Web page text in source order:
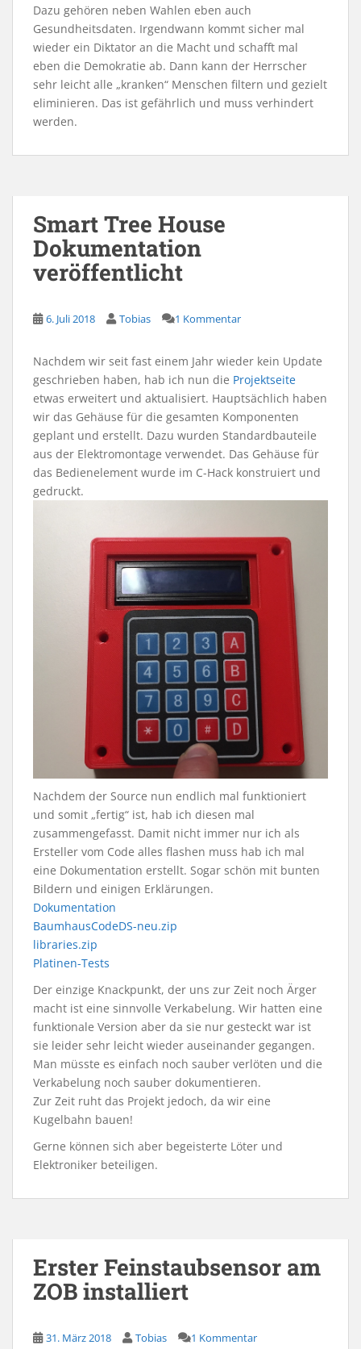
Dazu gehören neben Wahlen eben auch
Gesundheitsdaten. Irgendwann kommt sicher mal
wieder ein Diktator an die Macht und schafft mal
eben die Demokratie ab. Dann kann der Herrscher
sehr leicht alle „kranken“ Menschen filtern und gezielt
eliminieren. Das ist gefährlich und muss verhindert
werden.
Smart Tree House
Dokumentation
veröffentlicht
6. Juli 2018 Tobias 1 Kommentar
Nachdem wir seit fast einem Jahr wieder kein Update
geschrieben haben, hab ich nun die Projektseite
etwas erweitert und aktualisiert. Hauptsächlich haben
wir das Gehäuse für die gesamten Komponenten
geplant und erstellt. Dazu wurden Standardbauteile
aus der Elektromontage verwendet. Das Gehäuse für
das Bedienelement wurde im C-Hack konstruiert und
gedruckt.
Nachdem der Source nun endlich mal funktioniert
und somit „fertig“ ist, hab ich diesen mal
zusammengefasst. Damit nicht immer nur ich als
Ersteller vom Code alles flashen muss hab ich mal
eine Dokumentation erstellt. Sogar schön mit bunten
Bildern und einigen Erklärungen.
Dokumentation
BaumhausCodeDS-neu.zip
libraries.zip
Platinen-Tests
Der einzige Knackpunkt, der uns zur Zeit noch Ärger
macht ist eine sinnvolle Verkabelung. Wir hatten eine
funktionale Version aber da sie nur gesteckt war ist
sie leider sehr leicht wieder auseinander gegangen.
Man müsste es einfach noch sauber verlöten und die
Verkabelung noch sauber dokumentieren.
Zur Zeit ruht das Projekt jedoch, da wir eine
Kugelbahn bauen!
Gerne können sich aber begeisterte Löter und
Elektroniker beteiligen.
Erster Feinstaubsensor am
ZOB installiert
31. März 2018 Tobias 1 Kommentar